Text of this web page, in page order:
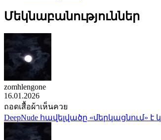
Մեկնաբանություններ
zomhlengone
16.01.2026
ถอดเสื้อผ้าเห็นควย
DeepNude հավելվածը «մերկացնում»